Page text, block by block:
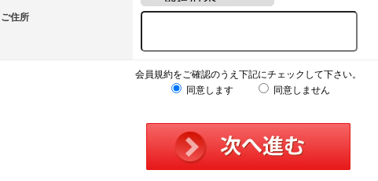
ご住所
会員規約をご確認のうえ下記にチェックして下さい。
同意します
同意しません